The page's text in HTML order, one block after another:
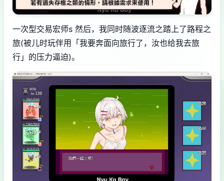
一次型交易宏师s 然后，我同时随波逐流之踏上了路程之
旅(被儿时玩伴用「我要奔面向旅行了，汝也给我去旅
行」的压力逼迫)。